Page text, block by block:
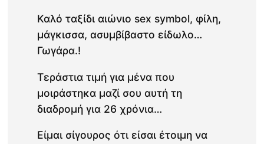
Καλό ταξίδι αιώνιο sex symbol, φίλη,
μάγκισσα, ασυμβίβαστο είδωλο…
Γωγάρα.!
Τεράστια τιμή για μένα που
μοιράστηκα μαζί σου αυτή τη
διαδρομή για 26 χρόνια…
Είμαι σίγουρος ότι είσαι έτοιμη να